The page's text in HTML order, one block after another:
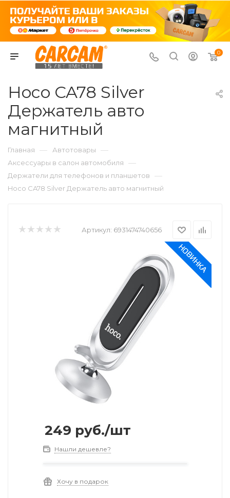
0
Hoco CA78 Silver
Держатель авто
магнитный
Главная — Автотовары —
Аксессуары в салон автомобиля —
Держатели для телефонов и планшетов —
Hoco CA78 Silver Держатель авто магнитный
Артикул: 6931474740656
249 руб./шт
Нашли дешевле?
Хочу в подарок